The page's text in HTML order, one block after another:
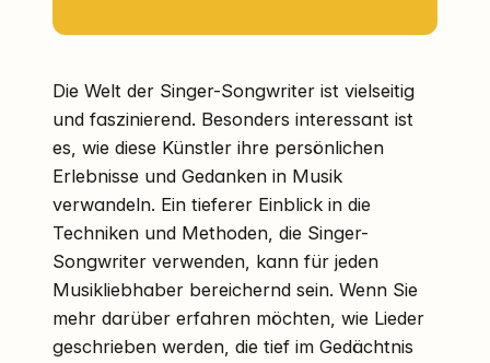
Die Welt der Singer-Songwriter ist vielseitig
und faszinierend. Besonders interessant ist
es, wie diese Künstler ihre persönlichen
Erlebnisse und Gedanken in Musik
verwandeln. Ein tieferer Einblick in die
Techniken und Methoden, die Singer-
Songwriter verwenden, kann für jeden
Musikliebhaber bereichernd sein. Wenn Sie
mehr darüber erfahren möchten, wie Lieder
geschrieben werden, die tief im Gedächtnis